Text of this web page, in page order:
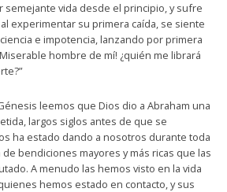
semejante vida desde el principio, y sufre
experimentar su primera caída, se siente
e impotencia, lanzando por primera
hombre de mí! ¿quién me librará
leemos que Dios dio a Abraham una
largos siglos antes de que se
ha estado dando a nosotros durante toda
bendiciones mayores y más ricas que las
A menudo las hemos visto en la vida
hemos estado en contacto, y sus